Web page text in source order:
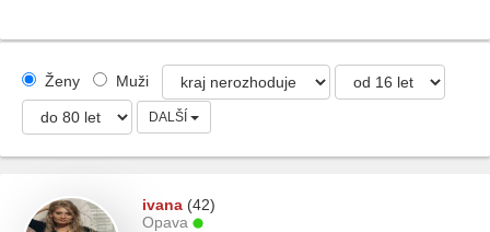
Ženy Muži
DALŠÍ
ivana (42)
Opava